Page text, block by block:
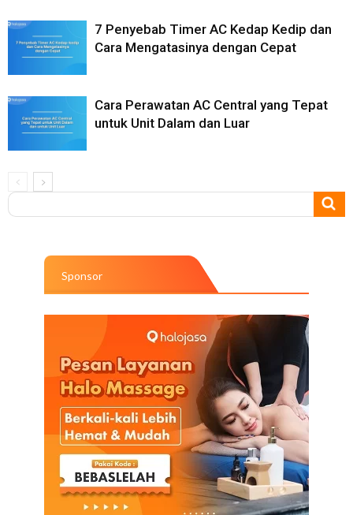
7 Penyebab Timer AC Kedap Kedip dan
Cara Mengatasinya dengan Cepat
Cara Perawatan AC Central yang Tepat
untuk Unit Dalam dan Luar
Sponsor